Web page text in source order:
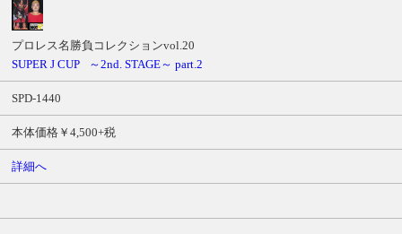
プロレス名勝負コレクションvol.20
SUPER J CUP
～2nd. STAGE～ part.2
SPD-1440
本体価格￥4,500+税
詳細へ